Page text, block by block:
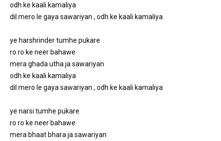
odh ke kaali kamaliya
dil mero le gaya sawariyan , odh ke kaali kamaliya
ye harshrinder tumhe pukare
ro ro ke neer bahawe
mera ghada utha ja sawariyan
odh ke kaali kamaliya
dil mero le gaya sawariyan , odh ke kaali kamaliya
ye narsi tumhe pukare
ro ro ke neer bahawe
mera bhaat bhara ja sawariyan